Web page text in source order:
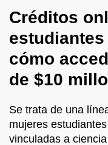
Créditos
cómo
de $10
Se trata de una
mujeres
vinculadas a